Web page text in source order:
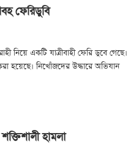
ফেরিডুবি
একটি যাত্রীবাহী ফেরি ডুবে গেছে।
হয়েছে। নিখোঁজদের উদ্ধারে অভিযান
হামলা